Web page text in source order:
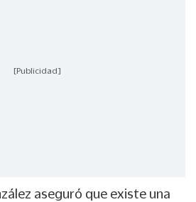
[Publicidad]
aseguró que existe una